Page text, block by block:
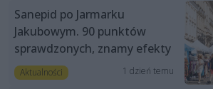
Sanepid po Jarmarku
Jakubowym. 90 punktów
sprawdzonych, znamy efekty
Aktualności 1 dzień temu